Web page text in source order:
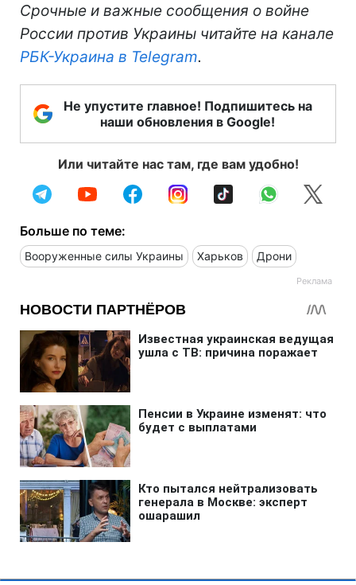
Срочные и важные сообщения о войне
России против Украины читайте на канале
РБК-Украина в Telegram.
Не упустите главное! Подпишитесь на
наши обновления в Google!
Или читайте нас там, где вам удобно!
Больше по теме:
Вооруженные силы Украины Харьков Дрони